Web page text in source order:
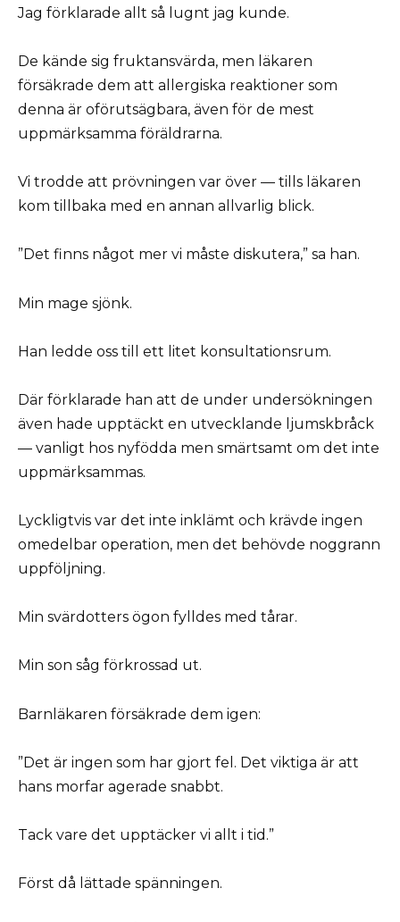
Jag förklarade allt så lugnt jag kunde.
De kände sig fruktansvärda, men läkaren
försäkrade dem att allergiska reaktioner som
denna är oförutsägbara, även för de mest
uppmärksamma föräldrarna.
Vi trodde att prövningen var över — tills läkaren
kom tillbaka med en annan allvarlig blick.
”Det finns något mer vi måste diskutera,” sa han.
Min mage sjönk.
Han ledde oss till ett litet konsultationsrum.
Där förklarade han att de under undersökningen
även hade upptäckt en utvecklande ljumskbråck
— vanligt hos nyfödda men smärtsamt om det inte
uppmärksammas.
Lyckligtvis var det inte inklämt och krävde ingen
omedelbar operation, men det behövde noggrann
uppföljning.
Min svärdotters ögon fylldes med tårar.
Min son såg förkrossad ut.
Barnläkaren försäkrade dem igen:
”Det är ingen som har gjort fel. Det viktiga är att
hans morfar agerade snabbt.
Tack vare det upptäcker vi allt i tid.”
Först då lättade spänningen.